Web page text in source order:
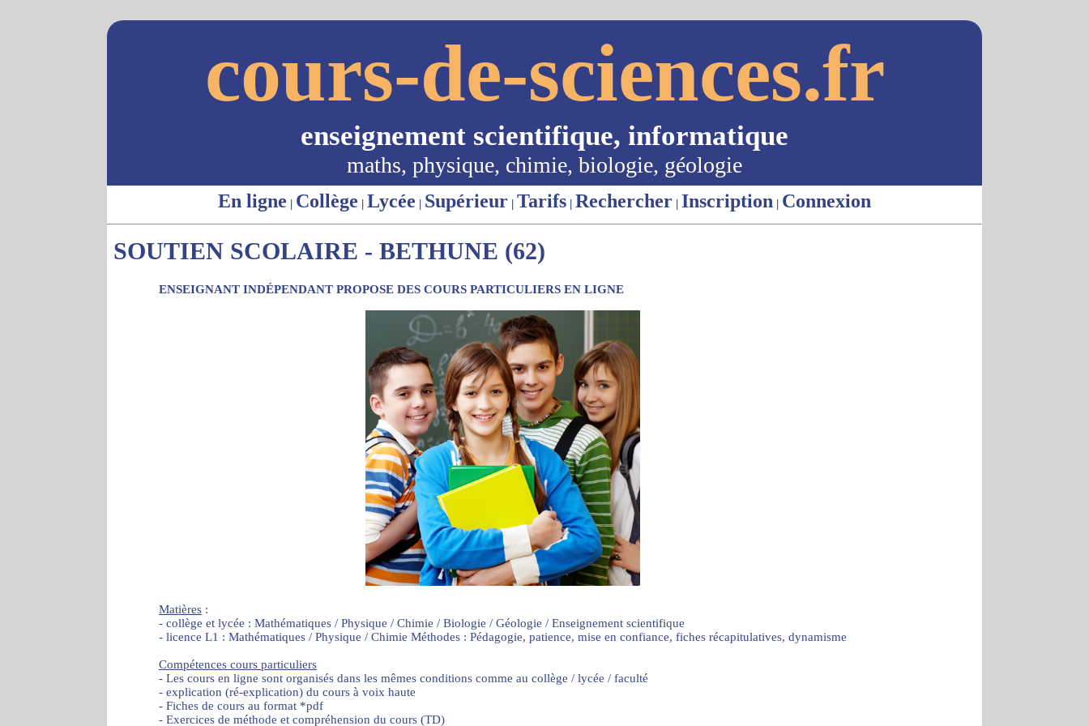
cours-de-sciences.fr
enseignement scientifique, informatique
maths, physique, chimie, biologie, géologie
En ligne | Collège | Lycée | Supérieur | Tarifs | Rechercher | Inscription | Connexion
SOUTIEN SCOLAIRE - BETHUNE (62)
ENSEIGNANT INDÉPENDANT PROPOSE DES COURS PARTICULIERS EN LIGNE
Matières :
- collège et lycée : Mathématiques / Physique / Chimie / Biologie / Géologie / Enseignement scientifique
- licence L1 : Mathématiques / Physique / Chimie Méthodes : Pédagogie, patience, mise en confiance, fiches récapitulatives, dynamisme
Compétences cours particuliers
- Les cours en ligne sont organisés dans les mêmes conditions comme au collège / lycée / faculté
- explication (ré-explication) du cours à voix haute
- Fiches de cours au format *pdf
- Exercices de méthode et compréhension du cours (TD)